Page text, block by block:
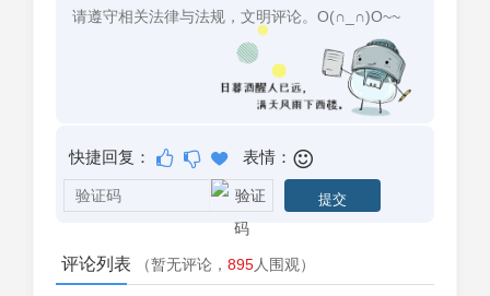
快捷回复： 表情：
评论列表 （暂无评论， 895人围观）